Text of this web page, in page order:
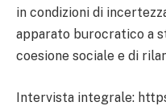
in condizioni di
apparato burocratico a
coesione sociale e di
Intervista integrale: